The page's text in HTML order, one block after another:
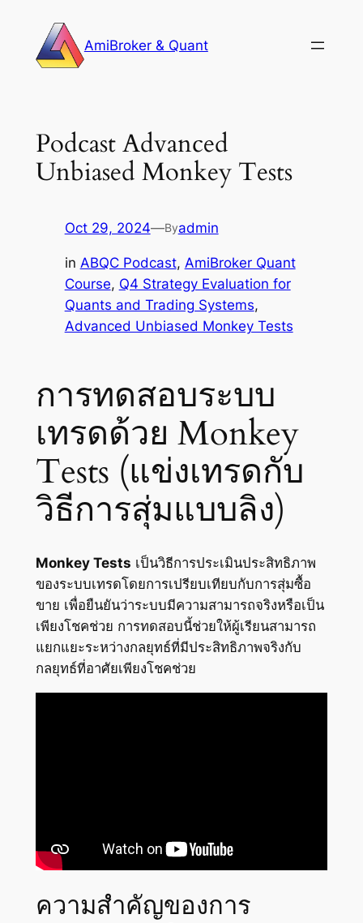
content
AmiBroker & Quant
Podcast Advanced
Unbiased Monkey Tests
Oct 29, 2024—Byadmin
in ABQC Podcast, AmiBroker Quant
Course, Q4 Strategy Evaluation for
Quants and Trading Systems
Advanced Unbiased Monkey Tests
การทดสอบระบบ
เทรดด้วย Monkey
Tests (แข่งเทรดกับ
วิธีการสุ่มแบบลิง)
Monkey Tests เป็นวิธีการประเมินประสิทธิภาพ
ของระบบเทรดโดยการเปรียบเทียบกับการสุ่มซื้อ
ขาย เพื่อยืนยันว่าระบบมีความสามารถจริงหรือเป็น
เพียงโชคช่วย การทดสอบนี้ช่วยให้ผู้เรียนสามารถ
แยกแยะระหว่างกลยุทธ์ที่มีประสิทธิภาพจริงกับ
กลยุทธ์ที่อาศัยเพียงโชคช่วย
ความสำคัญของการ